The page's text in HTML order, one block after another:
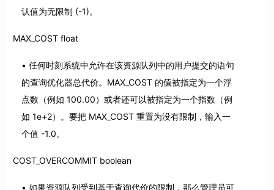
认值为无限制 (-1)。
MAX_COST float
任何时刻系统中允许在该资源队列中的用户提交的语句
的查询优化器总代价。MAX_COST 的值被指定为一个浮
点数（例如 100.00）或者还可以被指定为一个指数（例
如 1e+2）。要把 MAX_COST 重置为没有限制，输入一
个值 -1.0。
COST_OVERCOMMIT boolean
如果资源队列受到基于查询代价的限制，那么管理员可